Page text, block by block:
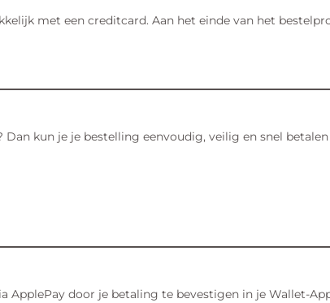
met een creditcard. Aan het einde van het
Dan kun je je bestelling eenvoudig, veilig en snel
ApplePay door je betaling te bevestigen in je Wallet-